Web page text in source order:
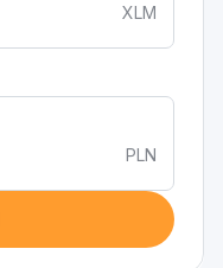
XLM
PLN